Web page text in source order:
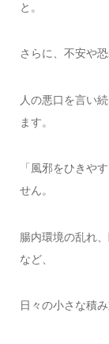
と。
さらに、不安や
人の悪口を言い
ます。
「風邪をひきや
せん。
腸内環境の乱れ
など、
日々の小さな積